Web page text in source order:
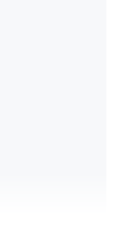
、Slack、Figma
力について）＞
イルで業務が進められ
よる大変さもあります
ます（ビジネス職）
量で決めて試すことが
め手法の選択肢が計算
りで、迷うことも多い
れる可能性を信じて、
）
と、AIの情報が日々流